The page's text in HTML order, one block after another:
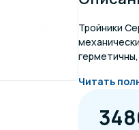
Тройники
Читать